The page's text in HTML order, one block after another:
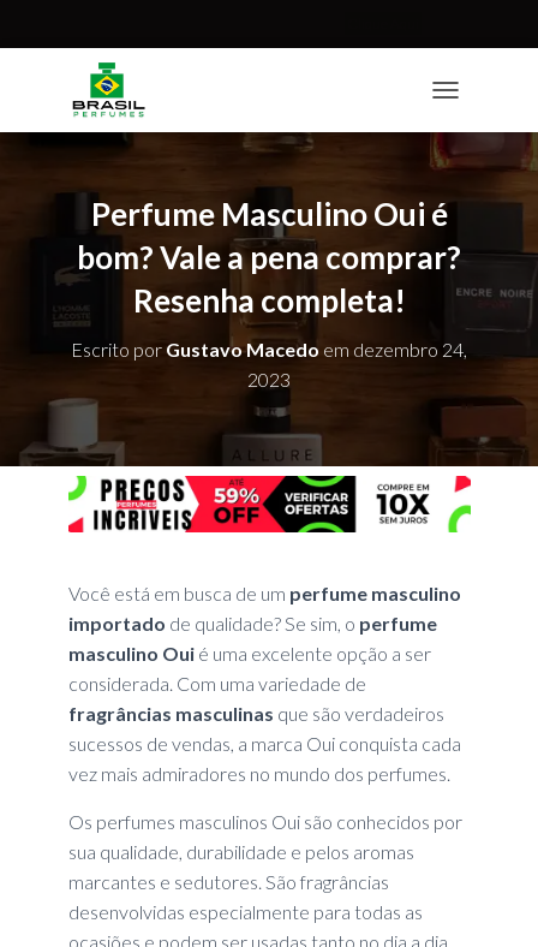
O
G
L
E
N
A
A
I
Perfume Masculino Oui é
bom? Vale a pena comprar?
Resenha completa!
Escrito por Gustavo Macedo em dezembro 24,
2023
Você está em busca de um perfume masculino
importado de qualidade? Se sim, o perfume
masculino Ouié uma excelente opção a ser
considerada. Com uma variedade de
fragrâncias masculinas que são verdadeiros
sucessos de vendas, a marca Oui conquista cada
vez mais admiradores no mundo dos perfumes.
Os perfumes masculinos Oui são conhecidos por
sua qualidade, durabilidade e pelos aromas
marcantes e sedutores. São fragrâncias
desenvolvidas especialmente para todas as
ocasiões e podem ser usadas tanto no dia a dia